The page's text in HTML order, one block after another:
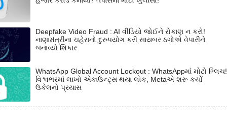
Deepfake Video Fraud : AI વીડિયો જોઈને રોકાણ ન કરો!
નાણામંત્રીના ચહેરાનો દુરુપયોગ કરી સાયબર ઠગોએ વેપારીને
બનાવ્યો શિકાર
WhatsApp Global Account Lockout : WhatsAppમાં મોટો ગ્લિચ!
વિશ્વભરમાં લાખો એકાઉન્ટ્સ થયા લોક, Metaએ શરૂ કર્યો
ઉકેલનો પ્રયાસ